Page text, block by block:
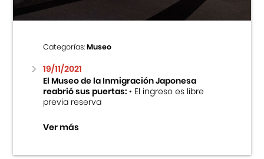
Categorías:Museo
19/11/2021
El Museo de la Inmigración Japonesa
reabrió sus puertas:• El ingreso es libre
previa reserva
Ver más